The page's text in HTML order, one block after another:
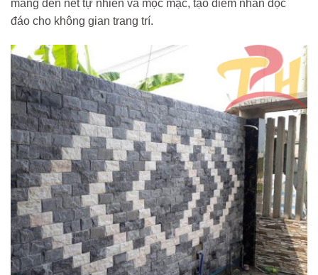
mang đến nét tự nhiên và mộc mạc, tạo điểm nhấn độc
đáo cho không gian trang trí.